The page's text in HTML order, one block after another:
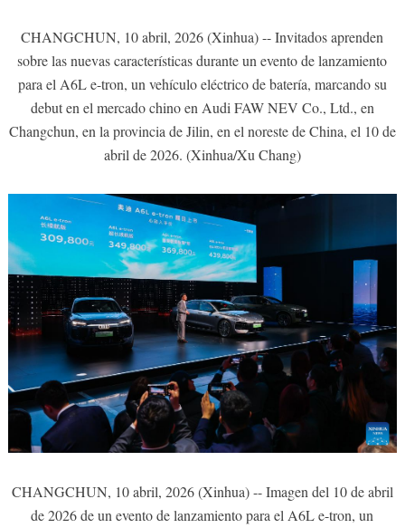
CHANGCHUN, 10 abril, 2026 (Xinhua) -- Invitados aprenden
sobre las nuevas características durante un evento de lanzamiento
para el A6L e-tron, un vehículo eléctrico de batería, marcando su
debut en el mercado chino en Audi FAW NEV Co., Ltd., en
Changchun, en la provincia de Jilin, en el noreste de China, el 10 de
abril de 2026. (Xinhua/Xu Chang)
CHANGCHUN, 10 abril, 2026 (Xinhua) -- Imagen del 10 de abril
de 2026 de un evento de lanzamiento para el A6L e-tron, un